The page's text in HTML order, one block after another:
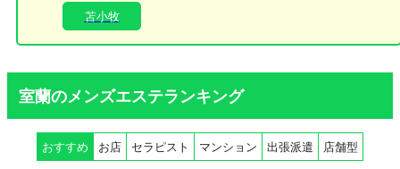
苫小牧
室蘭のメンズエステランキング
おすすめ お店 セラピスト マンション 出張派遣 店舗型